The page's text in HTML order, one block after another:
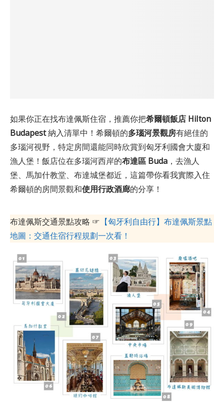
如果你正在找布達佩斯住宿，推薦你把希爾頓飯店 Hilton
Budapest納入清單中！希爾頓的多瑙河景觀房有絕佳的
多瑙河視野，特定房間還能同時欣賞到匈牙利國會大廈和
漁人堡！飯店位在多瑙河西岸的布達區 Buda ，去漁人
堡、馬加什教堂、布達城堡都近，這篇帶你看我實際入住
希爾頓的房間景觀和使用行政酒廊的分享！
布達佩斯交通景點攻略 ☞ 【匈牙利自由行】布達佩斯景點
地圖：交通住宿行程規劃一次看！